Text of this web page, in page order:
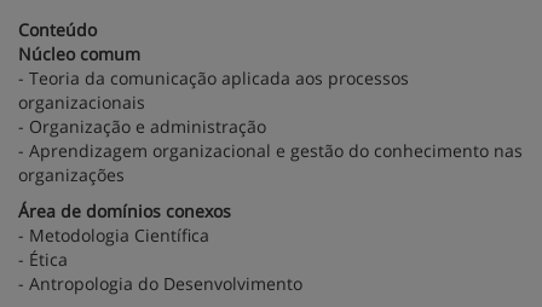
Conteúdo
Núcleo comum
- Teoria da comunicação aplicada aos processos
organizacionais
- Organização e administração
- Aprendizagem organizacional e gestão do conhecimento nas
organizações
Área de domínios conexos
- Metodologia Científica
- Ética
- Antropologia do Desenvolvimento